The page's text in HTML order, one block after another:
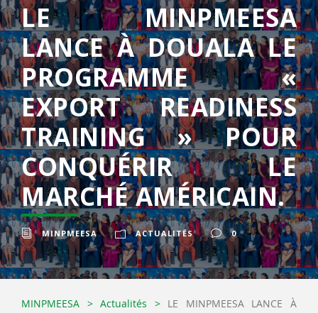
LE MINPMEESA
LANCE À DOUALA LE
PROGRAMME «
EXPORT READINESS
TRAINING » POUR
CONQUÉRIR LE
MARCHÉ AMÉRICAIN.
MINPMEESA ACTUALITÉS 0
MINPMEESA >Actualités > LE MINPMEESA LANCE À